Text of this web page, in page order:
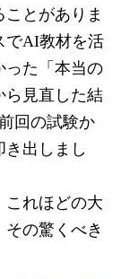
とがありま
でAI教材を活
った「本当の
ら見直した結
回の試験か
き出しまし
これほどの大
の驚くべき